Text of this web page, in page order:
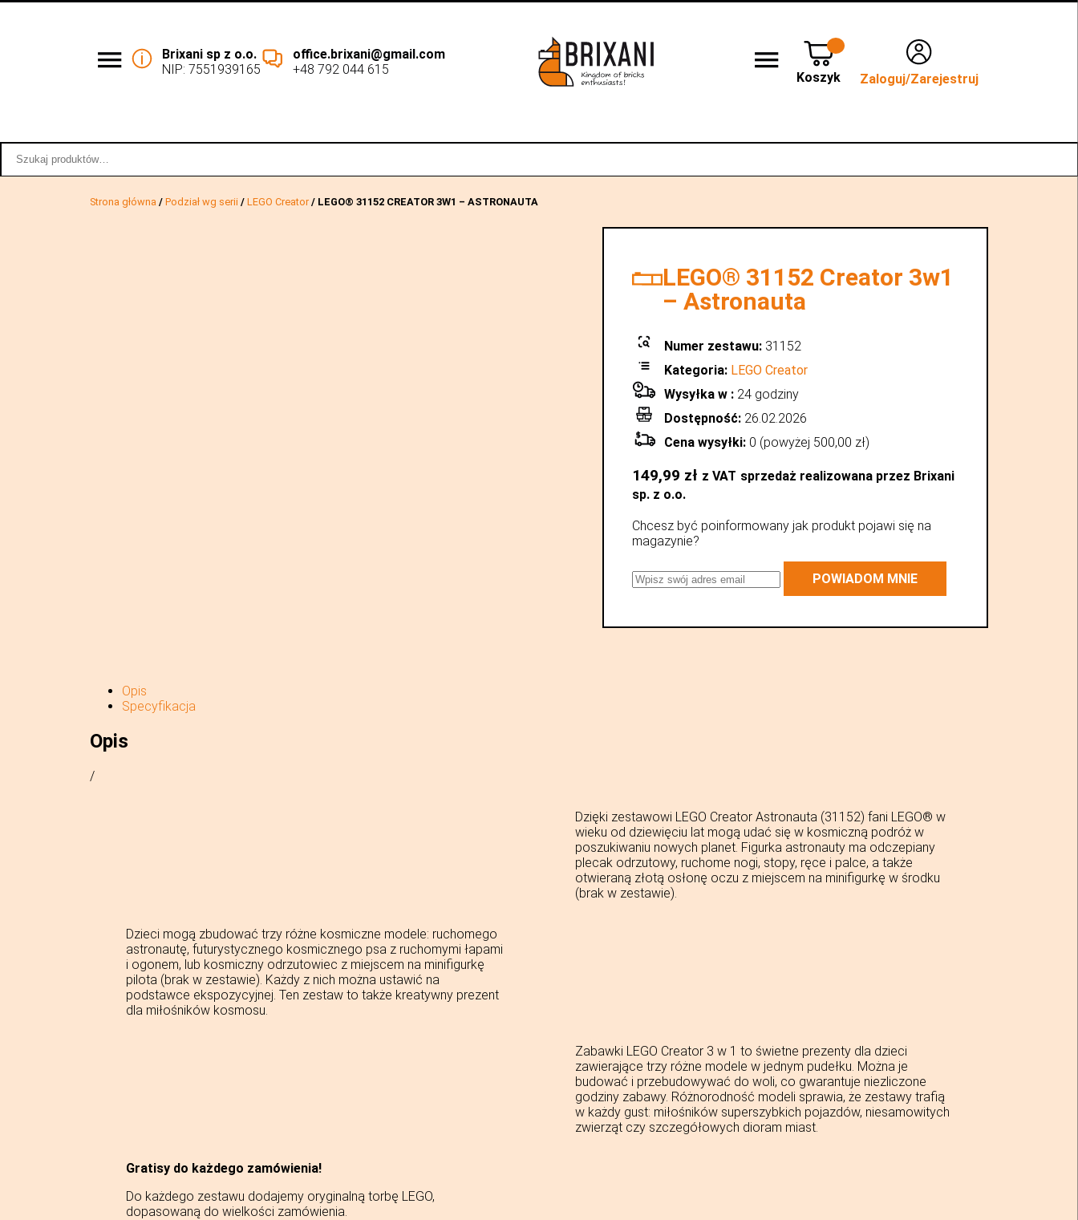
Brixani sp z o.o.
NIP: 7551939165
office.brixani@gmail.com
+48 792 044 615
Koszyk Zaloguj/Zarejestruj
Strona główna / Podział wg serii / LEGO Creator / LEGO® 31152 CREATOR 3W1 – ASTRONAUTA
LEGO® 31152 Creator 3w1
– Astronauta
Numer zestawu: 31152
Kategoria: LEGO Creator
Wysyłka w : 24 godziny
Dostępność: 26.02.2026
Cena wysyłki: 0 (powyżej 500,00 zł)
149,99 zł z VAT sprzedaż realizowana przez Brixani
sp. z o.o.
Chcesz być poinformowany jak produkt pojawi się na
magazynie?
POWIADOM MNIE
Opis
Specyfikacja
Opis
/
Dzięki zestawowi LEGO Creator Astronauta (31152) fani LEGO® w
wieku od dziewięciu lat mogą udać się w kosmiczną podróż w
poszukiwaniu nowych planet. Figurka astronauty ma odczepiany
plecak odrzutowy, ruchome nogi, stopy, ręce i palce, a także
otwieraną złotą osłonę oczu z miejscem na minifigurkę w środku
(brak w zestawie).
Dzieci mogą zbudować trzy różne kosmiczne modele: ruchomego
astronautę, futurystycznego kosmicznego psa z ruchomymi łapami
i ogonem, lub kosmiczny odrzutowiec z miejscem na minifigurkę
pilota (brak w zestawie). Każdy z nich można ustawić na
podstawce ekspozycyjnej. Ten zestaw to także kreatywny prezent
dla miłośników kosmosu.
Zabawki LEGO Creator 3 w 1 to świetne prezenty dla dzieci
zawierające trzy różne modele w jednym pudełku. Można je
budować i przebudowywać do woli, co gwarantuje niezliczone
godziny zabawy. Różnorodność modeli sprawia, że zestawy trafią
w każdy gust: miłośników superszybkich pojazdów, niesamowitych
zwierząt czy szczegółowych dioram miast.
Gratisy do każdego zamówienia!
Do każdego zestawu dodajemy oryginalną torbę LEGO,
dopasowaną do wielkości zamówienia.